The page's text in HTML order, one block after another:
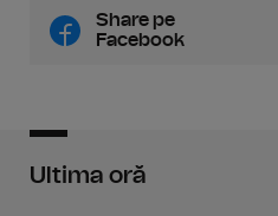
Share pe
Facebook
Ultima oră